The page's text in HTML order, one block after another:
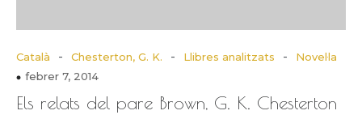
Català - Chesterton, G. K. - Llibres analitzats -
Novel·la
febrer 7, 2014
Els relats del pare Brown, G. K. Chesterton